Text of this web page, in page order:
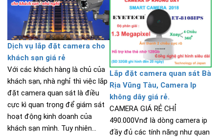
Dịch vụ lắp đặt camera cho
khách sạn giá rẻ
Với các khách hàng là chủ của
khách sạn, nhà nghỉ thì việc lắp
đặt camera quan sát là điều
cực kì quan trọng để giám sát
hoạt động kinh doanh của
khách sạn mình. Tuy nhiên...
Lắp đặt camera quan sát Bà
Rịa Vũng Tàu, Camera Ip
không dây giá rẻ.
CAMERA GIÁ RẺ CHỈ
490.000Vnđ là dòng camera ip
đầy đủ các tính năng như quan